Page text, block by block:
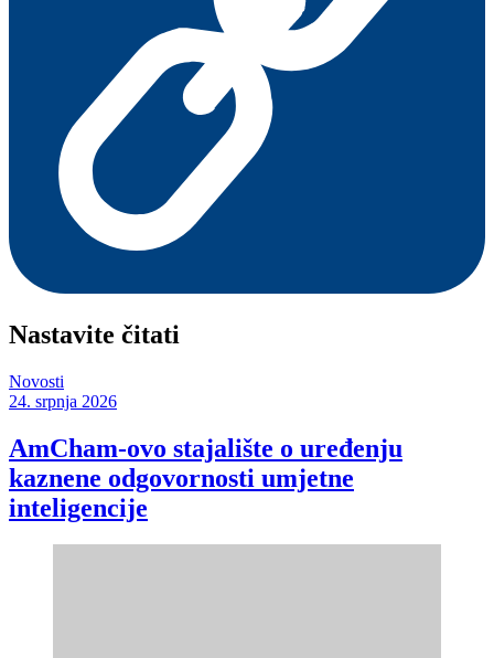
Nastavite čitati
Novosti
24. srpnja 2026
AmCham-ovo stajalište o uređenju
kaznene odgovornosti umjetne
inteligencije